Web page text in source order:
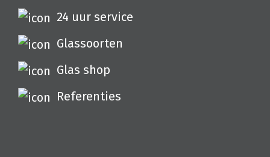
24 uur service
Glassoorten
Glas shop
Referenties